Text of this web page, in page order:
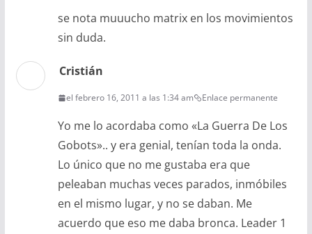
se nota muuucho matrix en los movimientos
sin duda.
Cristián
el febrero 16, 2011 a las 1:34 am Enlace permanente
Yo me lo acordaba como «La Guerra De Los
Gobots».. y era genial, tenían toda la onda.
Lo único que no me gustaba era que
peleaban muchas veces parados, inmóbiles
en el mismo lugar, y no se daban. Me
acuerdo que eso me daba bronca. Leader 1